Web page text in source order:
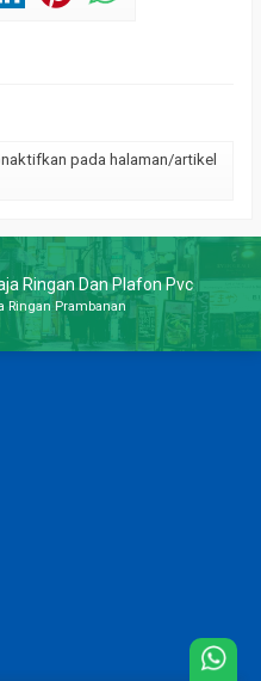
pada halaman/artikel
Ringan Dan Plafon Pvc
Ringan Prambanan